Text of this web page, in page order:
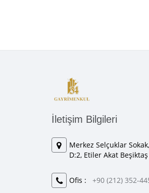
İletişim Bilgileri
Merkez Selçuklar
D:2, Etiler Akat
Ofis : +90 (212) 352-